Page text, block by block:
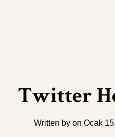
Twitter
Written by on Ocak